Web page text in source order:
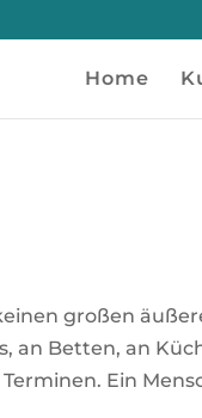
Home
großen
an Betten, an
Ein